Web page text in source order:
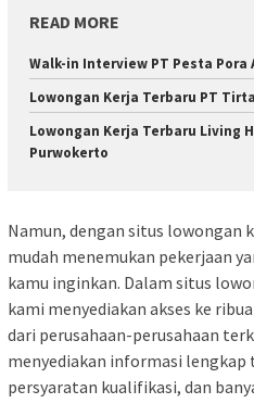
READ MORE
Walk-in Interview PT Pesta Pora
Lowongan Kerja Terbaru PT
Lowongan Kerja Terbaru Living
Purwokerto
Namun, dengan situs lowongan
mudah menemukan pekerjaan
kamu inginkan. Dalam situs
kami menyediakan akses ke
dari perusahaan-perusahaan
menyediakan informasi
persyaratan kualifikasi, dan